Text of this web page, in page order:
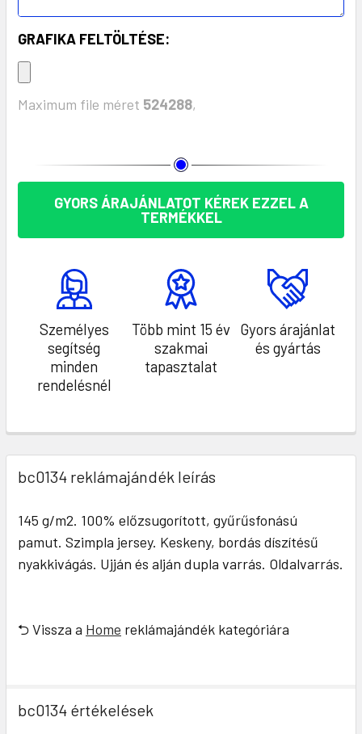
GRAFIKA FELTÖLTÉSE:
Maximum file méret 524288,
GYORS ÁRAJÁNLATOT KÉREK EZZEL A
TERMÉKKEL
Személyes
segítség
minden
rendelésnél
Több mint 15 év
szakmai
tapasztalat
Gyors árajánlat
és gyártás
bc0134 reklámajándék leírás
145 g/m2. 100% előzsugorított, gyűrűsfonású
pamut. Szimpla jersey. Keskeny, bordás díszítésű
nyakkivágás. Ujján és alján dupla varrás. Oldalvarrás.
⮌ Vissza a Home reklámajándék kategóriára
bc0134 értékelések